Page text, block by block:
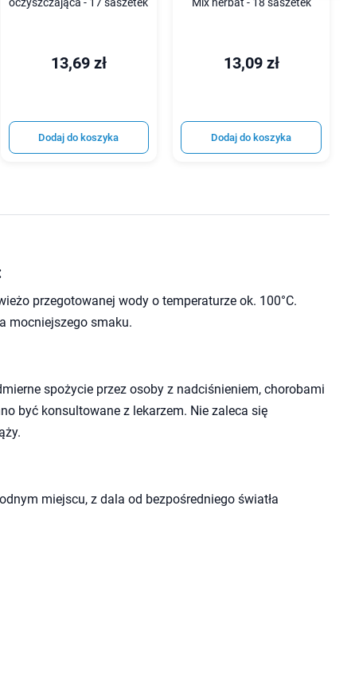
13,69 zł
Dodaj do koszyka
13,09 zł
Dodaj do koszyka
przegotowanej wody o temperaturze ok. 100°C.
mocniejszego smaku.
spożycie przez osoby z nadciśnieniem, chorobami
być konsultowane z lekarzem. Nie zaleca się
miejscu, z dala od bezpośredniego światła